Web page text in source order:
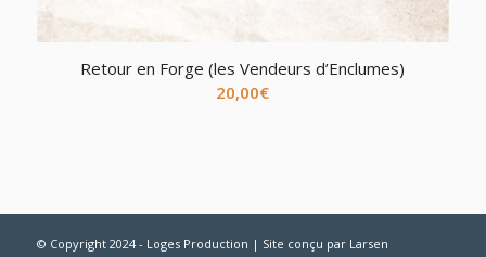
Retour en Forge (les Vendeurs d’Enclumes)
20,00€
© Copyright 2024 - Loges Production | Site conçu par Larsen